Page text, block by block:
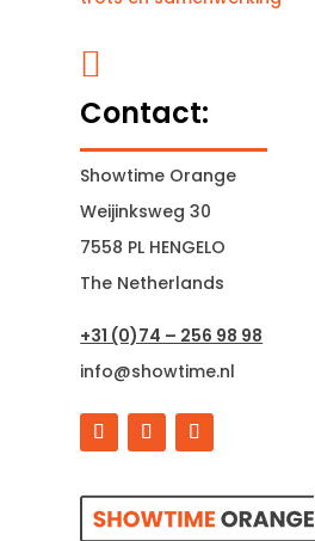

Contact:
Showtime Orange
Weijinksweg 30
7558 PL HENGELO
The Netherlands
+31 (0)74 – 256 98 98
info@showtime.nl